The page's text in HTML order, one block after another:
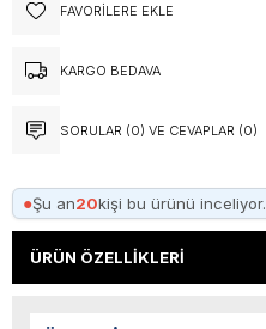
FAVORILERE EKLE
KARGO BEDAVA
SORULAR (0) VE CEVAPLAR (0)
●Şu an20kişi bu ürünü inceliyor.
ÜRÜN ÖZELLIKLERI